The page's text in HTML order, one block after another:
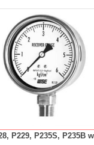
P229, P235S, P235B